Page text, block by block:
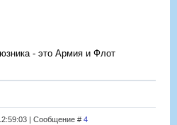
- это Армия и Флот
| Сообщение # 4